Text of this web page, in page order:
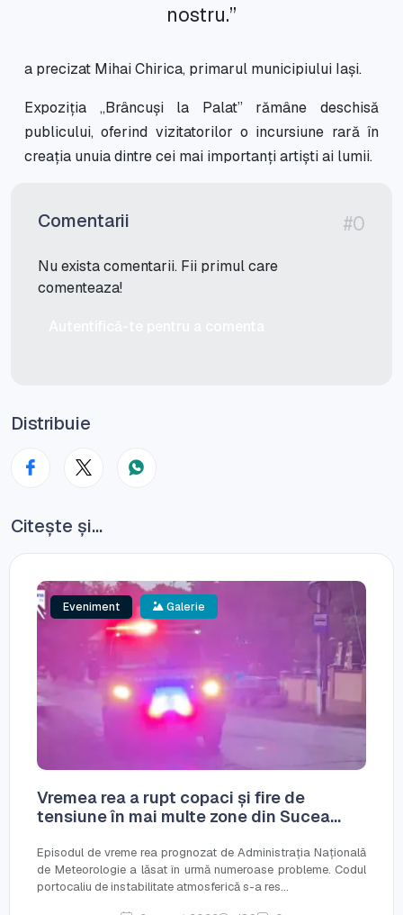
nostru.”
a precizat Mihai Chirica, primarul municipiului Iași.
Expoziția „Brâncuși la Palat” rămâne deschisă
publicului, oferind vizitatorilor o incursiune rară în
creația unuia dintre cei mai importanți artiști ai lumii.
Comentarii #0
Nu exista comentarii. Fii primul care
comenteaza!
Distribuie
Citește și...
Eveniment Galerie
Vremea rea a rupt copaci și fire de
tensiune în mai multe zone din Sucea...
Episodul de vreme rea prognozat de Administrația Națională
de Meteorologie a lăsat în urmă numeroase probleme. Codul
portocaliu de instabilitate atmosferică s-a res...